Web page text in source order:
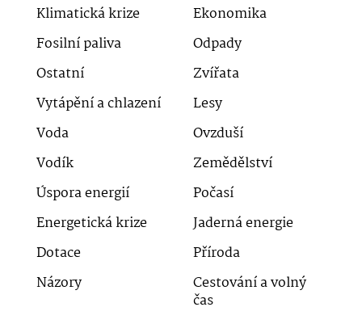
Klimatická krize
Ekonomika
Fosilní paliva
Odpady
Ostatní
Zvířata
Vytápění a chlazení
Lesy
Voda
Ovzduší
Vodík
Zemědělství
Úspora energií
Počasí
Energetická krize
Jaderná energie
Dotace
Příroda
Názory
Cestování a volný
čas